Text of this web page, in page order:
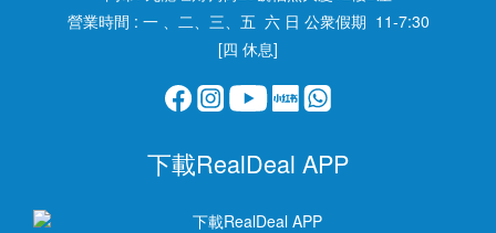
營業時間 : 一 、二、三、五 六 日 公衆假期 11-7:30
[四 休息]
下載RealDeal APP